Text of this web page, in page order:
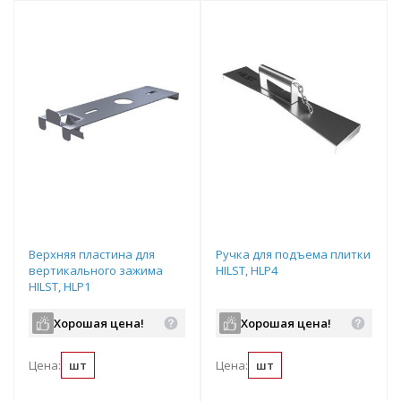
Верхняя пластина для
вертикального зажима
HILST, HLP1
Хорошая цена!
Цена: шт
Ручка для подъема плитки
HILST, HLP4
Хорошая цена!
Цена: шт